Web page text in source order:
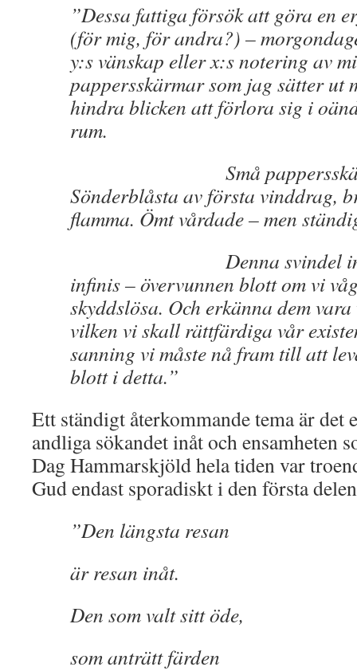
”Dessa fattiga försök att göra en
(för mig, för andra?) –
y:s vänskap eller x:s notering av
pappersskärmar som jag sätter ut
hindra blicken att förlora sig i
rum.
Små
Sönderblåsta av första vinddrag,
flamma. Ömt vårdade – men
Denna svindel inför
infinis – övervunnen blott om vi
skyddslösa. Och erkänna dem
vilken vi skall rättfärdiga vår
sanning vi måste nå fram till att
blott i detta.”
Ett ständigt återkommande tema är det
andliga sökandet inåt och ensamheten
Dag Hammarskjöld hela tiden var
Gud endast sporadiskt i den första
”Den längsta resan
är resan inåt.
Den som valt sitt öde,
som anträtt färden